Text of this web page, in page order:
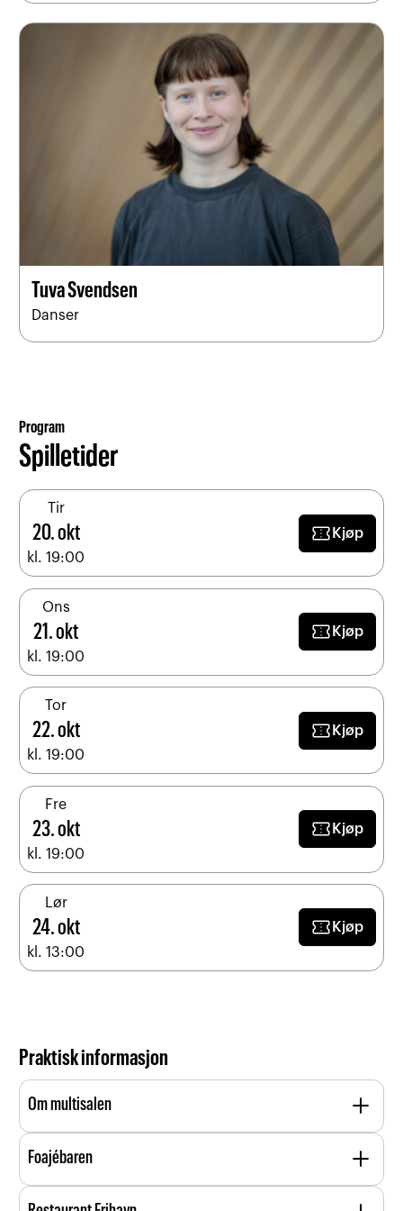
Tuva Svendsen
Danser
Program
Spilletider
Tir
20. okt
kl. 19:00
confirmation_number Kjøp
Ons
21. okt
kl. 19:00
confirmation_number Kjøp
Tor
22. okt
kl. 19:00
confirmation_number Kjøp
Fre
23. okt
kl. 19:00
confirmation_number Kjøp
Lør
24. okt
kl. 13:00
confirmation_number Kjøp
Praktisk informasjon
Om multisalen add
personer.
Foajébaren add